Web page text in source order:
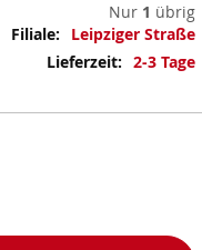
Nur 1 übrig
Mehr
Informationen
Leipziger Straße
2-3 Tage